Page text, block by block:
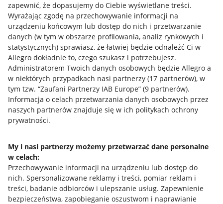
zapewnić, że dopasujemy do Ciebie wyświetlane treści.
Wyrażając zgodę na przechowywanie informacji na
urządzeniu końcowym lub dostęp do nich i przetwarzanie
danych (w tym w obszarze profilowania, analiz rynkowych i
statystycznych) sprawiasz, że łatwiej będzie odnaleźć Ci w
Allegro dokładnie to, czego szukasz i potrzebujesz.
Administratorem Twoich danych osobowych będzie Allegro a
w niektórych przypadkach nasi partnerzy (17 partnerów), w
tym tzw. “Zaufani Partnerzy IAB Europe” (9 partnerów).
Informacja o celach przetwarzania danych osobowych przez
naszych partnerów znajduje się w ich politykach ochrony
prywatności.
My i nasi partnerzy możemy przetwarzać dane personalne
w celach:
Przechowywanie informacji na urządzeniu lub dostęp do
nich. Spersonalizowane reklamy i treści, pomiar reklam i
treści, badanie odbiorców i ulepszanie usług. Zapewnienie
bezpieczeństwa, zapobieganie oszustwom i naprawianie
Przydatne informacje
Jak to działa
Allegro Gadane dla sprzedających
Allegro Gadane dla kupujących
Mapa miejscowości